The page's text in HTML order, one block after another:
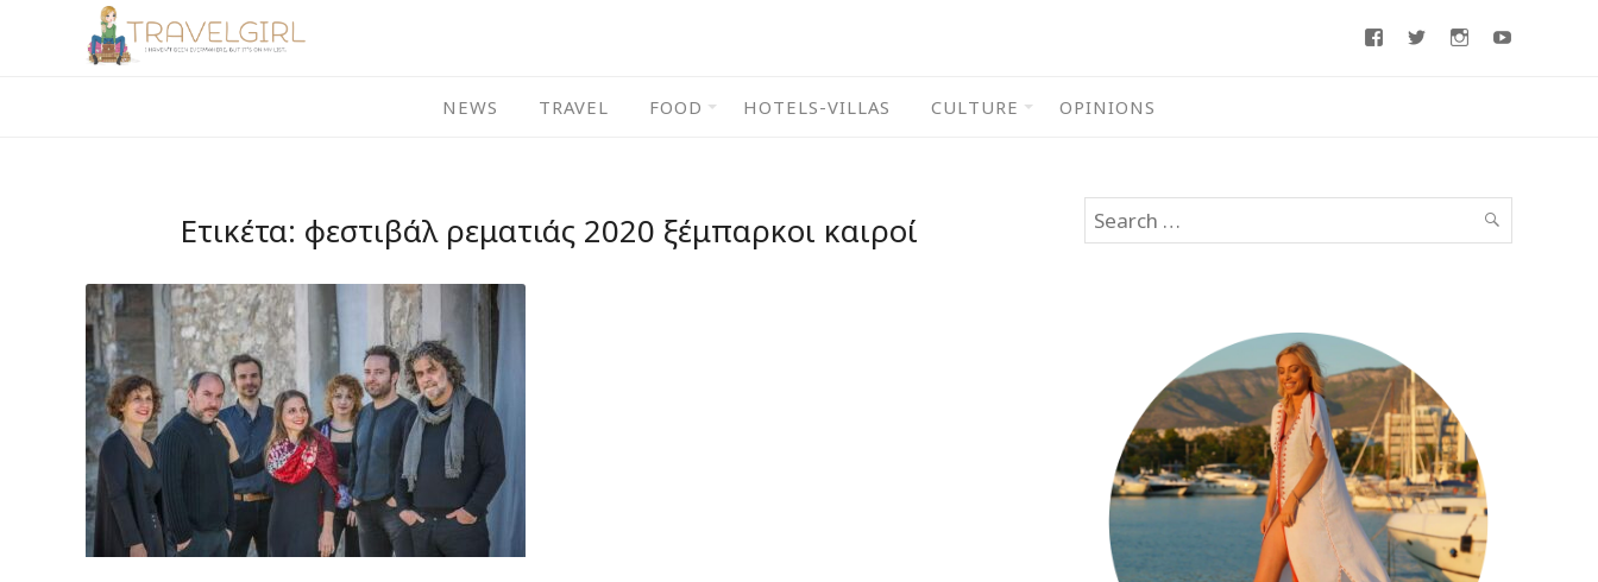
FacebookTwitterInstagram
NEWS TRAVEL FOOD HOTELS-VILLAS CULTURE OPINIONS
Ετικέτα: φεστιβάλ ρεματιάς 2020 ξέμπαρκοι καιροί
Search
for:
SEARCH